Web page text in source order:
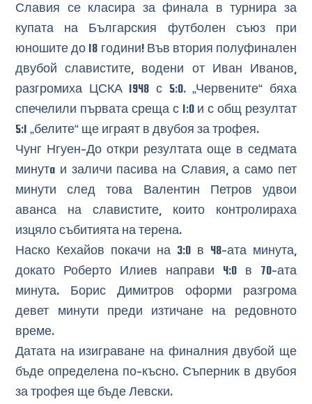
Славия се класира за финала в турнира за
купата на Българския футболен съюз при
юношите до 18 години! Във втория полуфинален
двубой славистите, водени от Иван Иванов,
разгромиха ЦСКА 1948 с 5:0. „Червените“ бяха
спечелили първата среща с 1:0 и с общ резултат
5:1 „белите“ ще играят в двубоя за трофея.
Чунг Нгуен-До откри резултата още в седмата
минутa и заличи пасива на Славия, а само пет
минути след това Валентин Петров удвои
аванса на славистите, които контролираха
изцяло събитията на терена.
Наско Кехайов покачи на 3:0 в 48-ата минута,
докато Роберто Илиев направи 4:0 в 70-ата
минута. Борис Димитров оформи разгрома
девет минути преди изтичане на редовното
време.
Датата на изиграване на финалния двубой ще
бъде определена по-късно. Съперник в двубоя
за трофея ще бъде Левски.